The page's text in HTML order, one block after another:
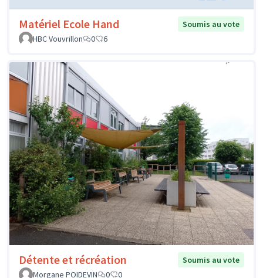
Matériel Ecole Hand
Soumis au vote
HBC Vouvrillon
0 6
Détente et récréation
Soumis au vote
Morgane POIDEVIN
0 0